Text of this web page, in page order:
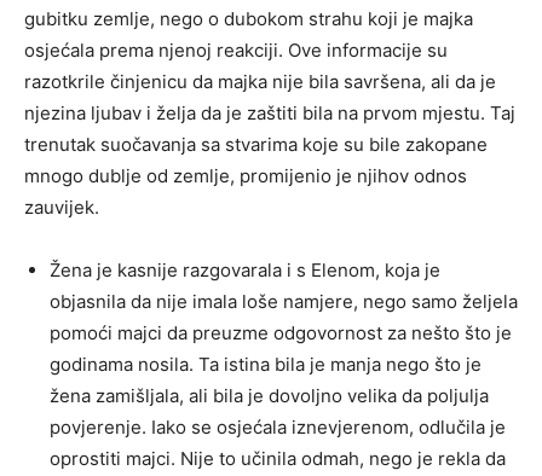
gubitku zemlje, nego o dubokom strahu koji je majka
osjećala prema njenoj reakciji. Ove informacije su
razotkrile činjenicu da majka nije bila savršena, ali da je
njezina ljubav i želja da je zaštiti bila na prvom mjestu. Taj
trenutak suočavanja sa stvarima koje su bile zakopane
mnogo dublje od zemlje, promijenio je njihov odnos
zauvijek.
Žena je kasnije razgovarala i s Elenom, koja je
objasnila da nije imala loše namjere, nego samo željela
pomoći majci da preuzme odgovornost za nešto što je
godinama nosila. Ta istina bila je manja nego što je
žena zamišljala, ali bila je dovoljno velika da poljulja
povjerenje. Iako se osjećala iznevjerenom, odlučila je
oprostiti majci. Nije to učinila odmah, nego je rekla da